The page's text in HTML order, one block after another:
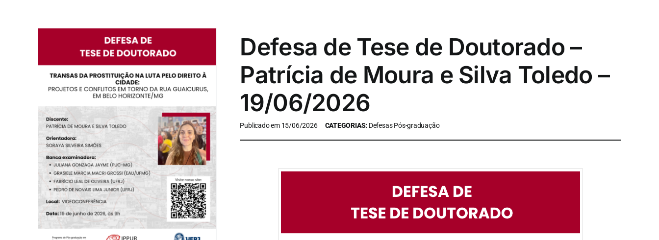
Defesa de Tese de Doutorado –
Patrícia de Moura e Silva Toledo –
19/06/2026
Publicado em 15/06/2026 CATEGORIAS: Defesas Pós-graduação